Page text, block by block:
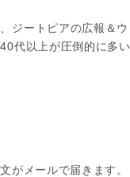
ジートピアの広報＆
代以上が圧倒的に多い
がメールで届きます。